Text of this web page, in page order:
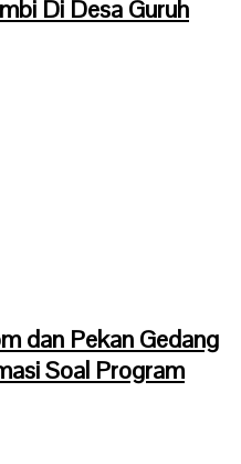
Di Desa Guruh
dan Pekan Gedang
Soal Program